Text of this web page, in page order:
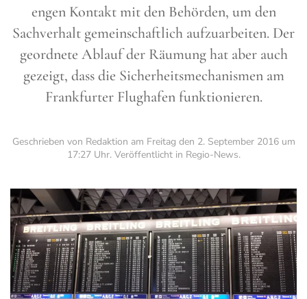
engen Kontakt mit den Behörden, um den
Sachverhalt gemeinschaftlich aufzuarbeiten. Der
geordnete Ablauf der Räumung hat aber auch
gezeigt, dass die Sicherheitsmechanismen am
Frankfurter Flughafen funktionieren.
Geschrieben von Redaktion am Freitag den 2. September 2016 um
17:27 Uhr. Veröffentlicht in Regio-News.